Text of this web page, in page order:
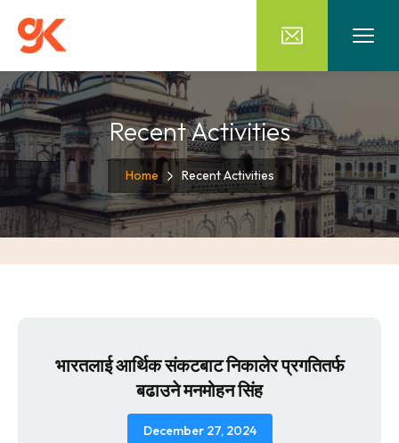
Recent Activities
Home Recent Activities
भारतलाई आर्थिक संकटबाट निकालेर प्रगतितर्फ
बढाउने मनमोहन सिंह
December 27, 2024